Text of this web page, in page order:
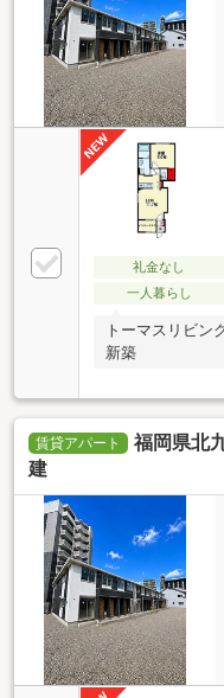
礼金なし
一人暮らし
トーマスリビ
新築
賃貸アパート
福岡県北
建